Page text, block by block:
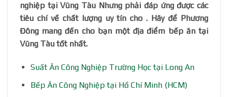
nghiệp tại Vũng Tàu Nhưng phải đáp ứng được các
tiêu chí về chất lượng uy tín cho . Hãy để Phương
Đông mang đến cho bạn một địa điểm bếp ăn tại
Vũng Tàu tốt nhất.
Suất Ăn Công Nghiệp Trường Học tại Long An
Bếp Ăn Công Nghiệp tại Hồ Chí Minh (HCM)